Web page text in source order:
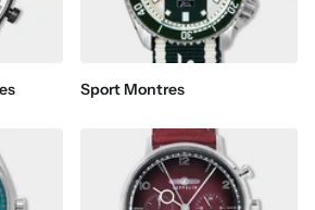
Sport Montres